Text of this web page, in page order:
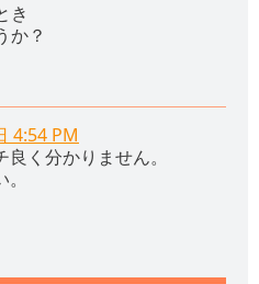
き
か？
4:54 PM
く分かりません。